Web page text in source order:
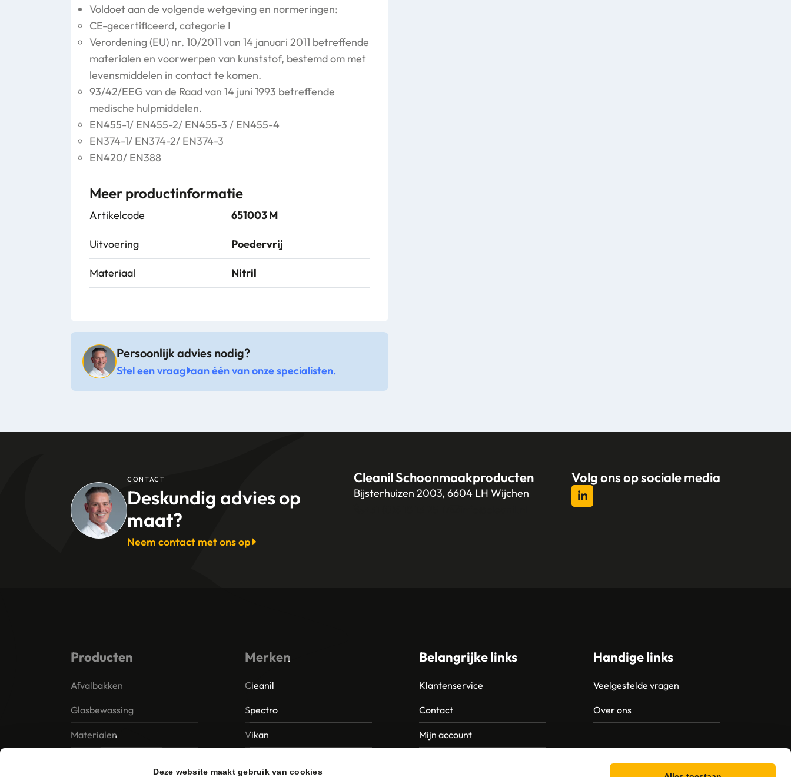
Deze website maakt gebruik van cookies
Voldoet aan de volgende wetgeving en normeringen:
CE-gecertificeerd, categorie I
Verordening (EU) nr. 10/2011 van 14 januari 2011 betreffende
materialen en voorwerpen van kunststof, bestemd om met
levensmiddelen in contact te komen.
93/42/EEG van de Raad van 14 juni 1993 betreffende
medische hulpmiddelen.
EN455-1/ EN455-2/ EN455-3 / EN455-4
EN374-1/ EN374-2/ EN374-3
EN420/ EN388
Meer productinformatie
Artikelcode 651003 M
Uitvoering Poedervrij
Materiaal Nitril
Persoonlijk advies nodig?
Stel een vraag aan één van onze specialisten.
CONTACT
Deskundig advies op
maat?
Neem contact met ons op
Cleanil Schoonmaakproducten
Bijsterhuizen 2003, 6604 LH Wijchen
Volg ons op sociale media
Producten
Afvalbakken
Glasbewassing
Materialen
Merken
Cleanil
Spectro
Vikan
Belangrijke links
Klantenservice
Contact
Mijn account
Handige links
Veelgestelde vragen
Over ons